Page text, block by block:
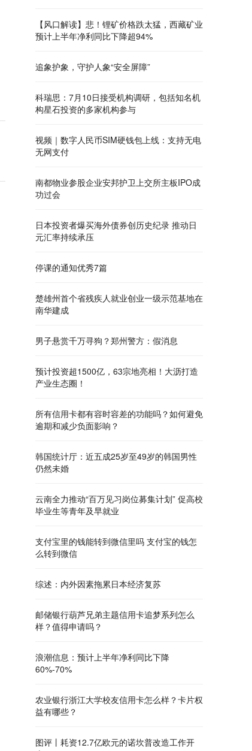
【风口解读】悲！锂矿价格跌太猛，西藏矿业
预计上半年净利同比下降超94%
追象护象，守护人象“安全屏障”
科瑞思：7月10日接受机构调研，包括知名机
构星石投资的多家机构参与
视频｜数字人民币SIM硬钱包上线：支持无电
无网支付
南都物业参股企业安邦护卫上交所主板IPO成
功过会
日本投资者爆买海外债券创历史纪录 推动日
元汇率持续承压
停课的通知优秀7篇
楚雄州首个省残疾人就业创业一级示范基地在
南华建成
男子悬赏千万寻狗？郑州警方：假消息
预计投资超1500亿，63宗地亮相！大沥打造
产业生态圈！
所有信用卡都有容时容差的功能吗？如何避免
逾期和减少负面影响？
韩国统计厅：近五成25岁至49岁的韩国男性
仍然未婚
云南全力推动“百万见习岗位募集计划” 促高校
毕业生等青年及早就业
支付宝里的钱能转到微信里吗 支付宝的钱怎
么转到微信
综述：内外因素拖累日本经济复苏
邮储银行葫芦兄弟主题信用卡追梦系列怎么
样？值得申请吗？
浪潮信息：预计上半年净利同比下降
60%-70%
农业银行浙江大学校友信用卡怎么样？卡片权
益有哪些？
图评丨耗资12.7亿欧元的诺坎普改造工作开